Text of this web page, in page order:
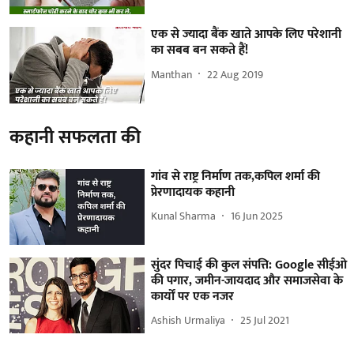
एक से ज्यादा बैंक खाते आपके लिए परेशानी
का सबब बन सकते हैं!
Manthan 22 Aug 2019
कहानी सफलता की
गांव से राष्ट्र निर्माण तक,कपिल शर्मा की
प्रेरणादायक कहानी
Kunal Sharma 16 Jun 2025
सुंदर पिचाई की कुल संपत्ति: Google सीईओ
की पगार, जमीन-जायदाद और समाजसेवा के
कार्यों पर एक नजर
Ashish Urmaliya 25 Jul 2021